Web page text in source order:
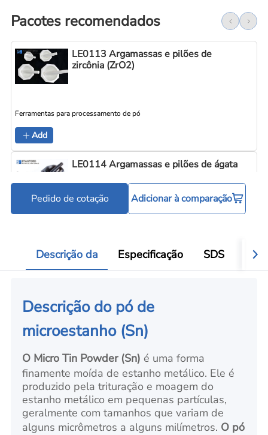
Pacotes recomendados
LE0113 Argamassas e pilões de
zircônia (ZrO2)
Ferramentas para processamento de pó
Add
LE0114 Argamassas e pilões de ágata
Pedido de cotação Adicionar à comparação
Descrição da Especificação SDS
Descrição do pó de
microestanho (Sn)
O Micro Tin Powder (Sn) é uma forma
finamente moída de estanho metálico. Ele é
produzido pela trituração e moagem do
estanho metálico em pequenas partículas,
geralmente com tamanhos que variam de
alguns micrômetros a alguns milímetros. O pó